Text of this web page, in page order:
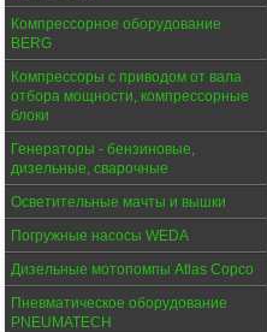
Компрессорное оборудование
BERG
Компрессоры с приводом от вала
отбора мощности, компрессорные
блоки
Генераторы - бензиновые,
дизельные, сварочные
Осветительные мачты и вышки
Погружные насосы WEDA
Дизельные мотопомпы Atlas Copco
Пневматическое оборудование
PNEUMATECH